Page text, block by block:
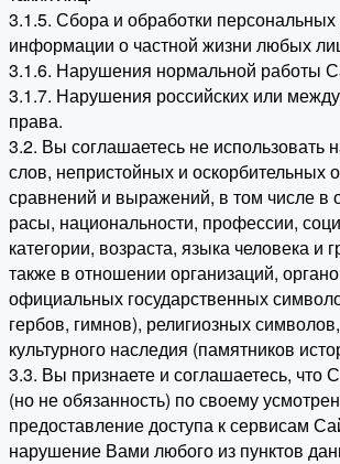
3.1.5. Сбора и обработки
информации о частной жизни любых
3.1.6. Нарушения нормальной работы
3.1.7. Нарушения российских или
права.
3.2. Вы соглашаетесь не использовать
слов, непристойных и оскорбительных
сравнений и выражений, в том числе в
расы, национальности, профессии,
категории, возраста, языка человека и
также в отношении организаций,
официальных государственных
гербов, гимнов), религиозных
культурного наследия (памятников
3.3. Вы признаете и соглашаетесь, что
(но не обязанность) по своему
предоставление доступа к сервисам
нарушение Вами любого из пунктов